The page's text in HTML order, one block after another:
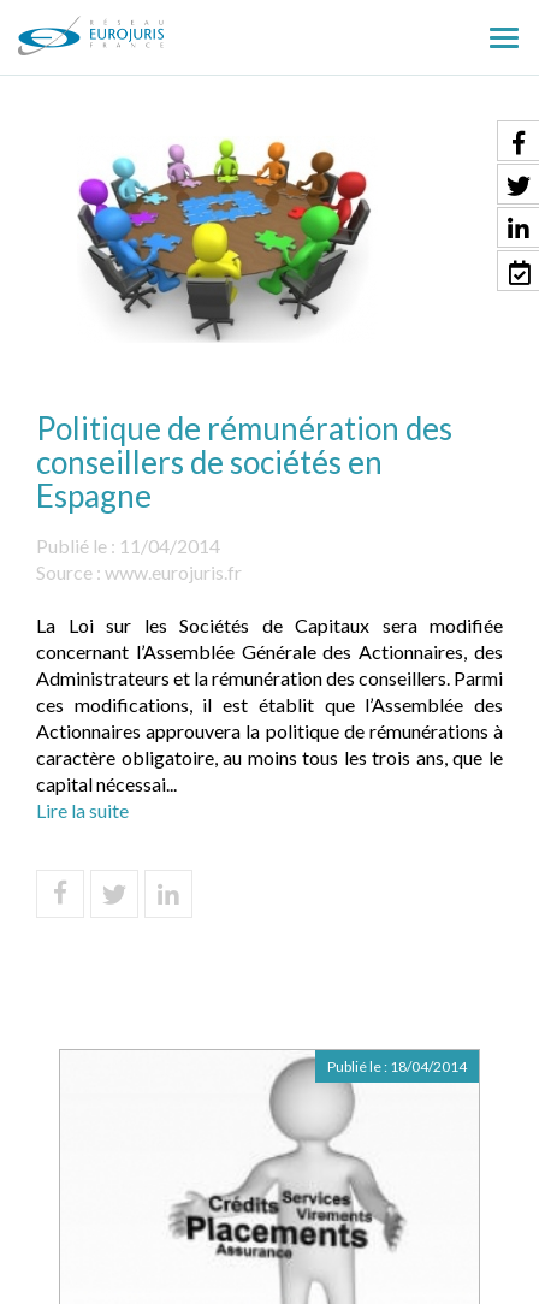
le
Politique de rémunération des
conseillers de sociétés en
Espagne
Publié le : 11/04/2014
Source : www.eurojuris.fr
La Loi sur les Sociétés de Capitaux sera modifiée
concernant l’Assemblée Générale des Actionnaires, des
Administrateurs et la rémunération des conseillers. Parmi
ces modifications, il est établit que l’Assemblée des
Actionnaires approuvera la politique de rémunérations à
caractère obligatoire, au moins tous les trois ans, que le
capital nécessai...
Lire la suite
Publié le : 18/04/2014